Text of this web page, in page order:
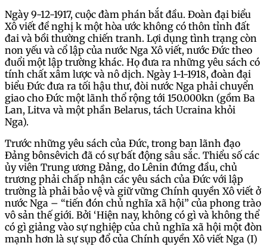
Ngày 9-12-1917, cuộc đàm phán bắt đầu. Đoàn đại biểu
Xô viết đề nghị k một hòa ước không có thôn tỉnh đất
đai và bồi thường chiến tranh. Lợi dụng tình trạng còn
non yếu và cổ lập của nước Nga Xô viết, nước Đức theo
đuổi một lập trường khác. Họ đưa ra những yêu sách có
tính chất xâm lược và nô dịch. Ngày 1-1-1918, đoàn đại
biểu Đức đưa ra tối hậu thư, đòi nước Nga phải chuyển
giao cho Đức một lãnh thổ rộng tới 150.000kn (gồm Ba
Lan, Litva và một phần Belarus, tách Ucraina khỏi
Nga).
Trước những yêu sách của Đức, trong ban lãnh đạo
Đảng bônsêvich đã có sự bất động sâu sắc. Thiểu số các
ủy viên Trung ương Đảng, do Lênin đứng đầu, chủ
trương phải chấp nhận các yêu sách của Đức với lập
trường là phải bảo vệ và giữ vững Chính quyền Xô viết ở
nước Nga – “tiến đón chủ nghĩa xã hội” của phong trào
vô sản thế giới. Bởi ‘Hiện nay, không có gì và không thể
có gì giảng vào sự nghiệp của chủ nghĩa xã hội một đòn
mạnh hơn là sự sụp đổ của Chính quyền Xô viết Nga (I)